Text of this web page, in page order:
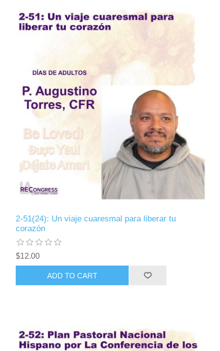
2-51(24): Un viaje cuaresmal para liberar tu
corazón
$12.00
ADD TO CART